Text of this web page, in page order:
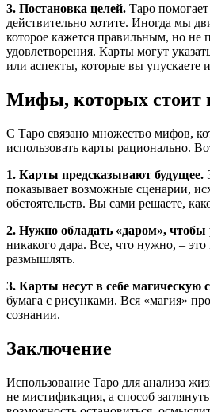
3. Постановка целей. Таро
действительно хотите. Иногда мы
которое кажется правильным, но не
удовлетворения. Карты могут
или аспекты, которые вы упускаете
Мифы, которых стоит
С Таро связано множество мифов,
использовать карты рационально.
1. Карты предсказывают будущее.
показывает возможные сценарии,
обстоятельств. Вы сами решаете,
2. Нужно обладать «даром», чтобы
никакого дара. Все, что нужно, – это
размышлять.
3. Карты несут в себе магическую
бумага с рисунками. Вся «магия»
сознании.
Заключение
Использование Таро для анализа
не мистификация, а способ